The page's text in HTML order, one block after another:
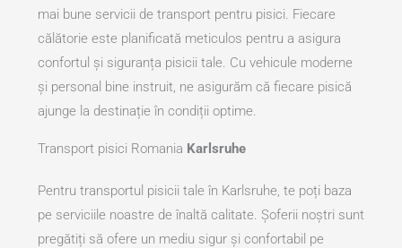
mai bune servicii de transport pentru pisici. Fiecare
călătorie este planificată meticulos pentru a asigura
confortul și siguranța pisicii tale. Cu vehicule moderne
și personal bine instruit, ne asigurăm că fiecare pisică
ajunge la destinație în condiții optime.
Transport pisici Romania Karlsruhe
Pentru transportul pisicii tale în Karlsruhe, te poți baza
pe serviciile noastre de înaltă calitate. Șoferii noștri sunt
pregătiți să ofere un mediu sigur și confortabil pe